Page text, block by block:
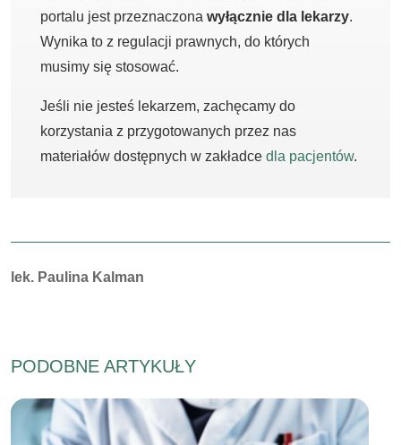
portalu jest przeznaczona wyłącznie dla lekarzy.
Wynika to z regulacji prawnych, do których
musimy się stosować.
Jeśli nie jesteś lekarzem, zachęcamy do
korzystania z przygotowanych przez nas
materiałów dostępnych w zakładce dla pacjentów.
Autorzy:
lek. Paulina Kalman
PODOBNE ARTYKUŁY